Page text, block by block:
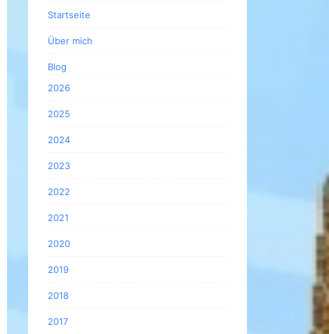
Startseite
Über mich
Blog
2026
2025
2024
2023
2022
2021
2020
2019
2018
2017